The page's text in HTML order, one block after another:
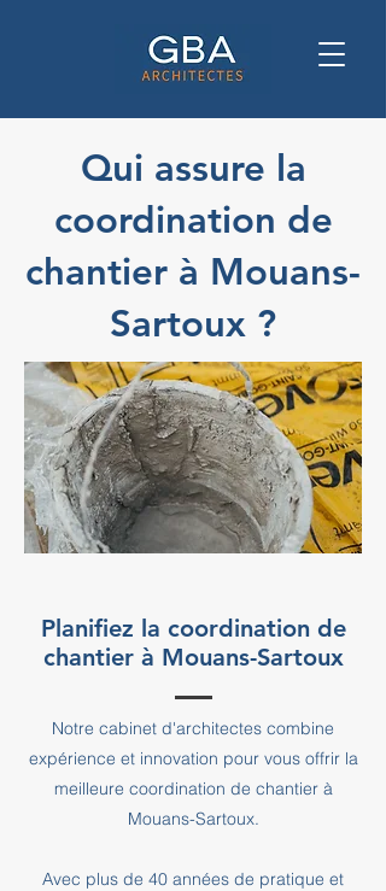
Qui assure la
coordination de
chantier à Mouans-
Sartoux ?
Planifiez la coordination de
chantier à Mouans-Sartoux
Notre cabinet d'architectes combine
expérience et innovation pour vous offrir la
meilleure coordination de chantier à
Mouans-Sartoux.
Avec plus de 40 années de pratique et